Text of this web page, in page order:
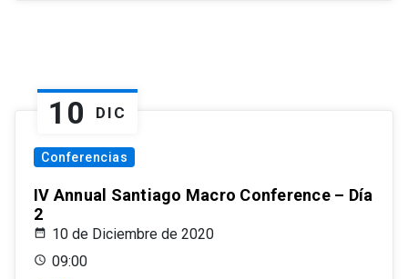
10 DIC
Conferencias
IV Annual Santiago Macro Conference – Día
2
10 de Diciembre de 2020
09:00